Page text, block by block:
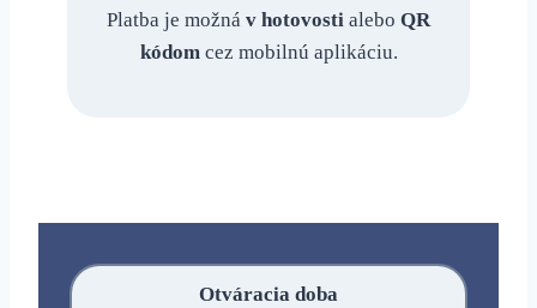
Platba je možná v hotovosti alebo QR
kódom cez mobilnú aplikáciu.
Otváracia doba